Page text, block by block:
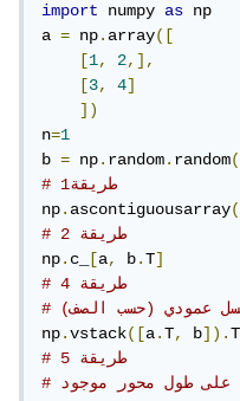
import numpy as np
a = np.array([
[1, 2,],
[3, 4]
])
n=1
b = np.random.random
# طريقة1
np.ascontiguousarray
# طريقة 2
np.c_ [a, b.T]
# طريقة 4
np.vstack([a.T, b]).
# 5 طريقة
على طول محور موجود